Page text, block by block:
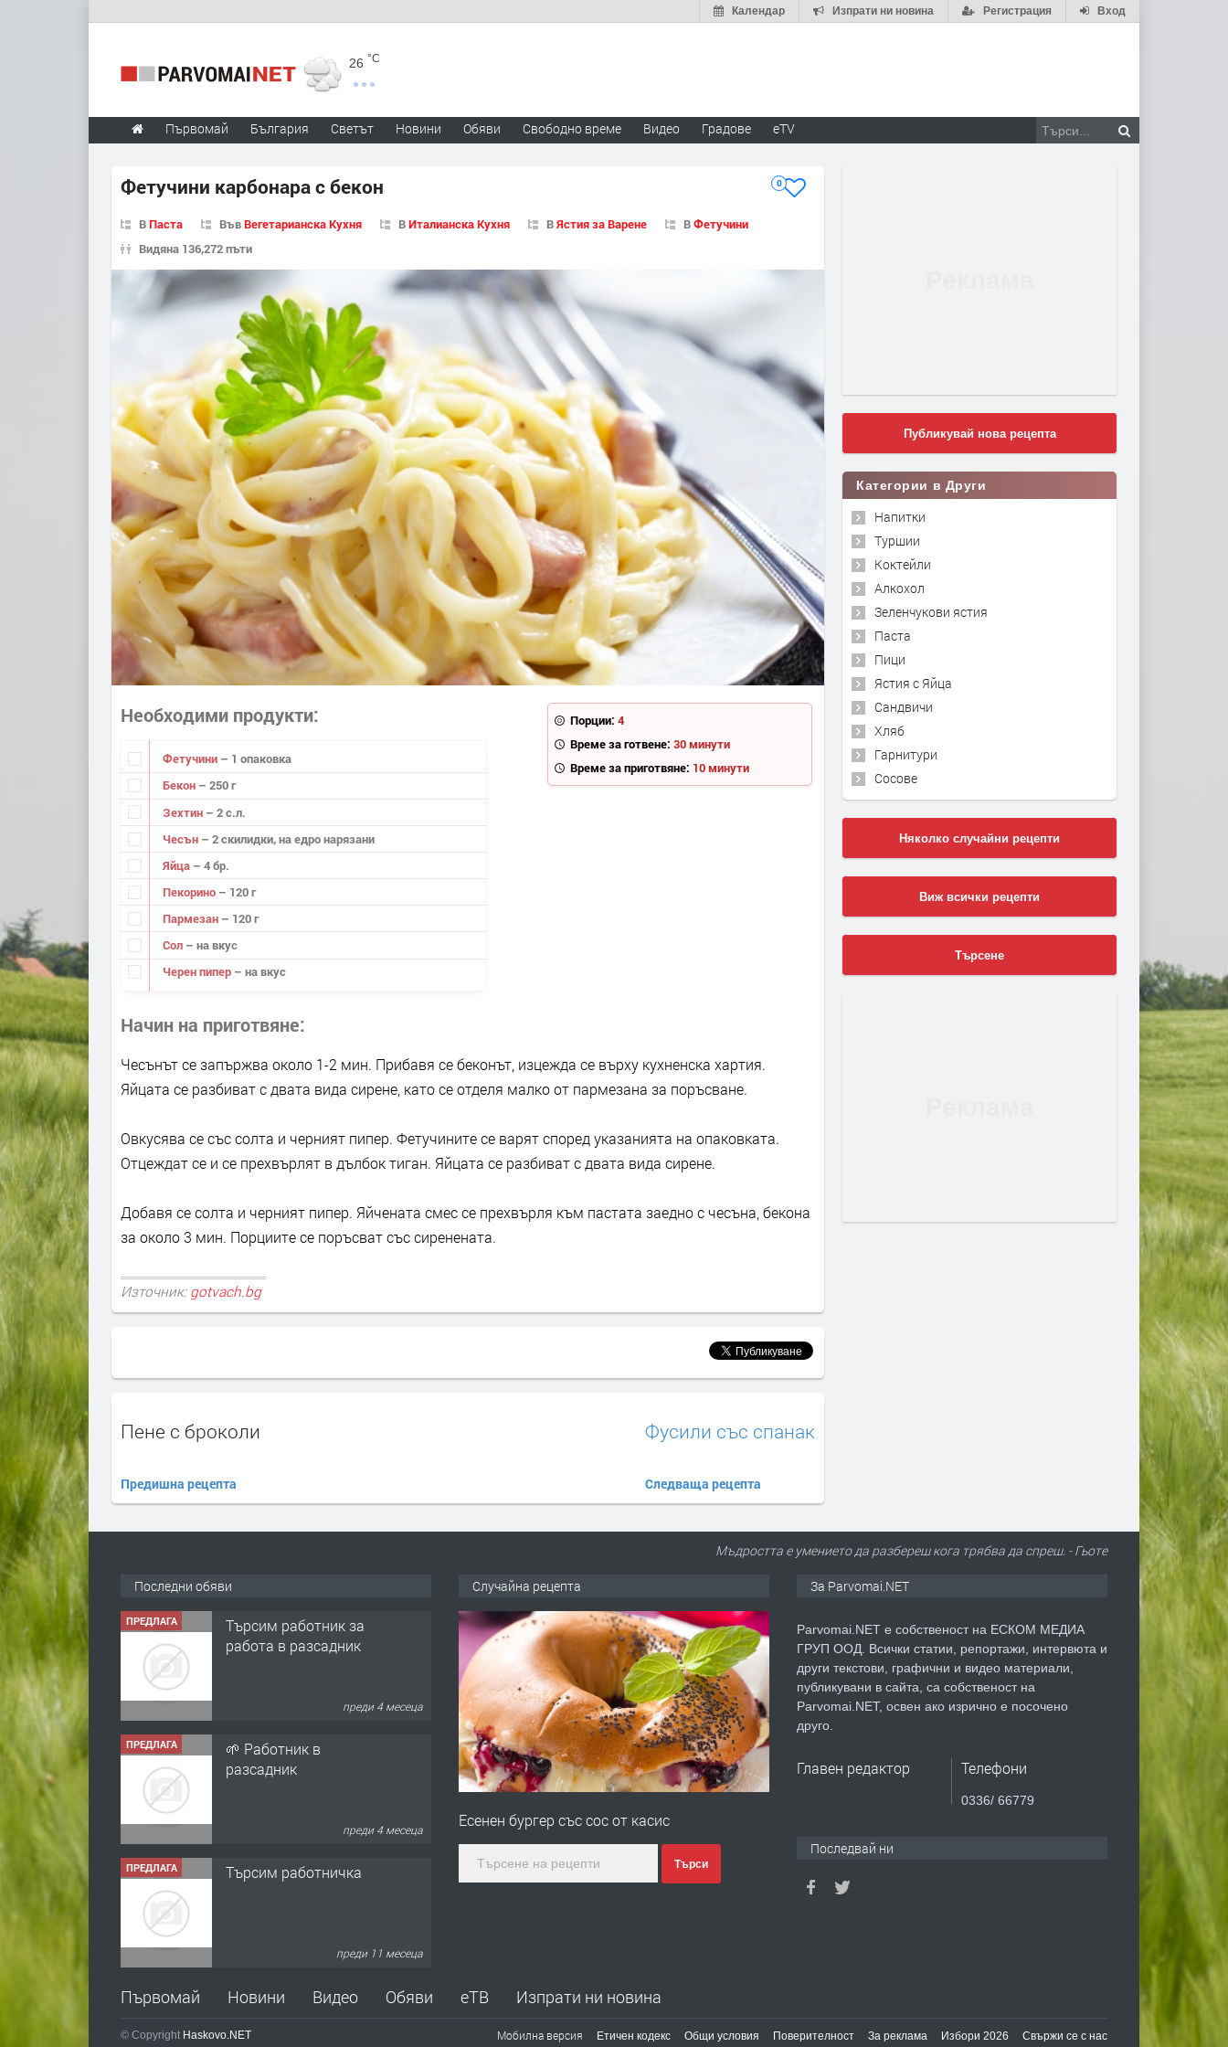
Вход
Регистрация
Изпрати ни новина
Календар
26 °C
Първомай България Светът Новини Обяви Свободно време Видео Градове eTV
Фетучини карбонара с бекон 0
ВПаста ВъвВегетарианска Кухня ВИталианска Кухня ВЯстия за Варене ВФетучини
Видяна 136,272 пъти
Порции: 4
Време за готвене: 30 минути
Време за приготвяне: 10 минути
Необходими продукти
Фетучини – 1 опаковка
Бекон – 250 г
Зехтин – 2 с.л.
Чесън – 2 скилидки, на едро нарязани
Яйца – 4 бр.
Пекорино – 120 г
Пармезан – 120 г
Сол – на вкус
Черен пипер – на вкус
Начин на приготвяне
Чесънът се запържва около 1-2 мин. Прибавя се беконът, изцежда се върху кухненска хартия.
Яйцата се разбиват с двата вида сирене, като се отделя малко от пармезана за поръсване.
Овкусява се със солта и черният пипер. Фетучините се варят според указанията на опаковката.
Отцеждат се и се прехвърлят в дълбок тиган. Яйцата се разбиват с двата вида сирене.
Добавя се солта и черният пипер. Яйчената смес се прехвърля към пастата заедно с чесъна, бекона
за около 3 мин. Порциите се поръсват със сиренената.
Източник: gotvach.bg
Пене с броколи
Предишна рецепта
Фусили със спанак
Следваща рецепта
Публикувай нова рецепта
Категории в Други
Напитки
Туршии
Коктейли
Алкохол
Зеленчукови ястия
Паста
Пици
Ястия с Яйца
Сандвичи
Хляб
Гарнитури
Сосове
Няколко случайни рецепти
Виж всички рецепти
Търсене
Мъдростта е умението да разбереш кога трябва да спреш. - Гьоте
Последни обяви
ПРЕДЛАГА
Търсим работник за
ПРЕДЛАГА
🌱 Работник в
разсадник
преди 4 месеца
ПРЕДЛАГА Търсим работничка
преди 11 месеца
ПРЕДЛАГА
Продава употребявани
преди 1 година
ПРЕДЛАГА
Работа за общи
Случайна рецепта
Есенен бургер със сос от касис
Търси
За Parvomai.NET
Parvomai.NET е собственост на ЕСКОМ МЕДИА
ГРУП ООД. Всички статии, репортажи, интервюта и
други текстови, графични и видео материали,
публикувани в сайта, са собственост на
Parvomai.NET, освен ако изрично е посочено
друго.
Главен редактор Телефони
0336/ 66779
Последвай ни
Първомай Новини Видео Обяви еТВ Изпрати ни новина
© Copyright Haskovo.NET Мобилна версия Етичен кодекс Общи условия Поверителност За реклама Избори 2026 Свържи се с нас